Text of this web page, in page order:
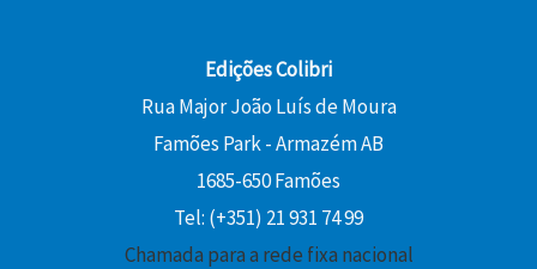
Edições Colibri
Rua Major João Luís de Moura
Famões Park - Armazém AB
1685-650 Famões
Tel: (+351) 21 931 74 99
Chamada para a rede fixa nacional